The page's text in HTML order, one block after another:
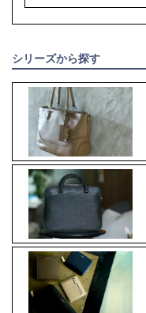
シリーズから探す